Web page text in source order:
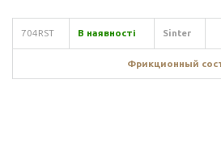
704RST В наявності Sinter
Фрикционный